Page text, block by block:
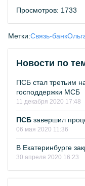
Просмотров: 1733
Метки:Связь-банк
Новости по
ПСБ стал третьим
господдержки МСБ
11 декабря 2020 17:48
ПСБ завершил
06 мая 2020 11:36
В Екатеринбурге
30 апреля 2020 16:23